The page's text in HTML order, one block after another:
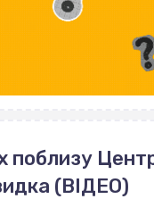
поблизу
(ВІДЕО)